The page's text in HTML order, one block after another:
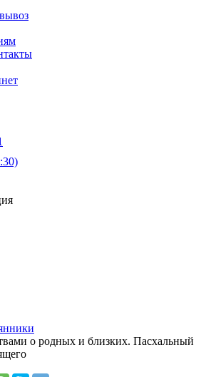
о родных и близких. Пасхальный